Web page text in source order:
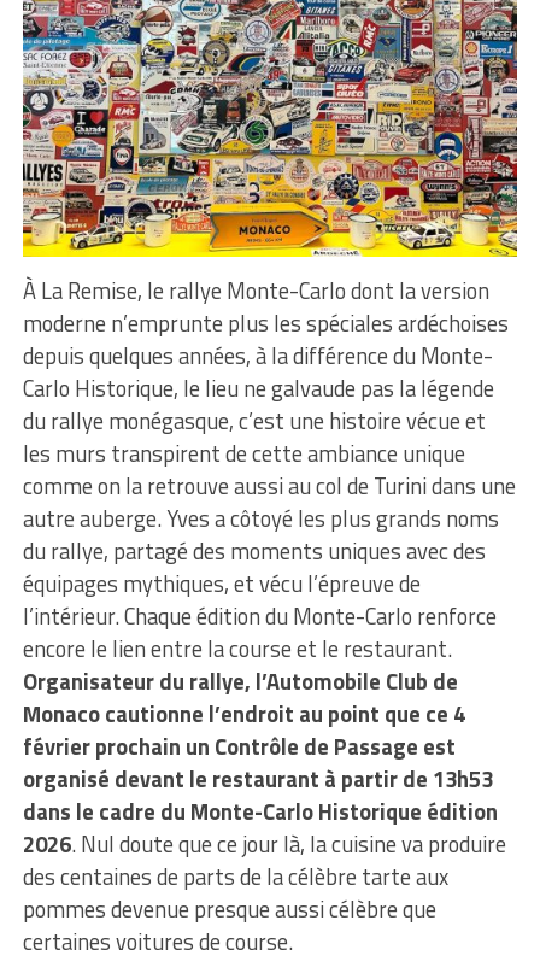
À La Remise, le rallye Monte-Carlo dont la version
moderne n’emprunte plus les spéciales ardéchoises
depuis quelques années, à la différence du Monte-
Carlo Historique, le lieu ne galvaude pas la légende
du rallye monégasque, c’est une histoire vécue et
les murs transpirent de cette ambiance unique
comme on la retrouve aussi au col de Turini dans une
autre auberge. Yves a côtoyé les plus grands noms
du rallye, partagé des moments uniques avec des
équipages mythiques, et vécu l’épreuve de
l’intérieur. Chaque édition du Monte-Carlo renforce
encore le lien entre la course et le restaurant.
Organisateur du rallye, l’Automobile Club de
Monaco cautionne l’endroit au point que ce 4
février prochain un Contrôle de Passage est
organisé devant le restaurant à partir de 13h53
dans le cadre du Monte-Carlo Historique édition
2026. Nul doute que ce jour là, la cuisine va produire
des centaines de parts de la célèbre tarte aux
pommes devenue presque aussi célèbre que
certaines voitures de course.